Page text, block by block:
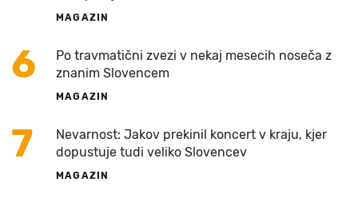
MAGAZIN
6
Po travmatični zvezi v nekaj mesecih noseča z
znanim Slovencem
MAGAZIN
7
Nevarnost: Jakov prekinil koncert v kraju, kjer
dopustuje tudi veliko Slovencev
MAGAZIN